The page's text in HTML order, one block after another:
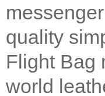
messenger
quality
Flight Bag
world